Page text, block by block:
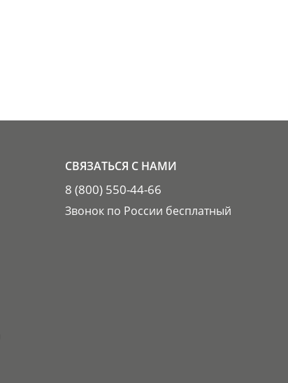
СВЯЗАТЬСЯ С НАМИ
8 (800) 550-44-66
Звонок по России бесплатный